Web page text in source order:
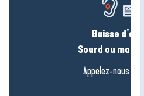
Baisse
Sourd ou
Appelez-nous en